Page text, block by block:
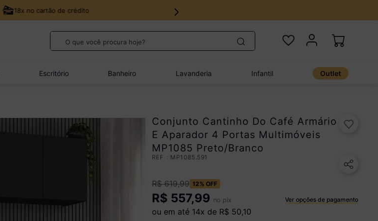
18x no cartão de crédito
O que você procura hoje?
Escritório Banheiro Lavanderia Infantil Outlet
Conjunto Cantinho Do Café Armário
E Aparador 4 Portas Multimóveis
MP1085 Preto/Branco
: MP1085.591
R$ 619,99 12% OFF
R$ 557,99 no pix Ver opções de pagamento
ou em até 14x de R$ 50,10